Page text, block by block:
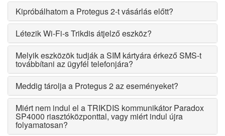
Kipróbálhatom a Protegus 2-t vásárlás előtt?
Létezik Wi-Fi-s Trikdis átjelző eszköz?
Melyik eszközök tudják a SIM kártyára érkező SMS-t
továbbítani az ügyfél telefonjára?
Meddig tárolja a Protegus 2 az eseményeket?
Miért nem indul el a TRIKDIS kommunikátor Paradox
SP4000 riasztóközponttal, vagy miért indul újra
folyamatosan?